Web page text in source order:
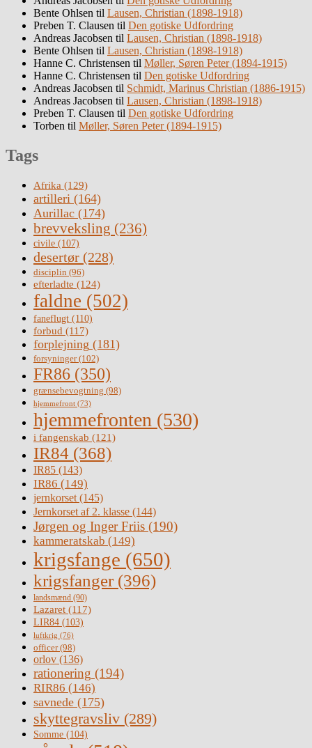
Bente Ohlsen til Lausen, Christian (1898-1918)
Preben T. Clausen til Den gotiske Udfordring
Andreas Jacobsen til Lausen, Christian (1898-1918)
Bente Ohlsen til Lausen, Christian (1898-1918)
Hanne C. Christensen til Møller, Søren Peter (1894-1915)
Hanne C. Christensen til Den gotiske Udfordring
Andreas Jacobsen til Schmidt, Marinus Christian (1886-1915)
Andreas Jacobsen til Lausen, Christian (1898-1918)
Preben T. Clausen til Den gotiske Udfordring
Torben til Møller, Søren Peter (1894-1915)
Tags
Afrika (129)
artilleri (164)
Aurillac (174)
brevveksling (236)
civile (107)
desertør (228)
disciplin (96)
efterladte (124)
faldne (502)
faneflugt (110)
forbud (117)
forplejning (181)
forsyninger(102)
FR86 (350)
grænsebevogtning (98)
hjemmefront (73)
hjemmefronten (530)
i fangenskab (121)
IR84 (368)
IR85 (143)
IR86 (149)
jernkorset(145)
Jernkorset af 2. klasse (144)
Jørgen og Inger Friis (190)
kammeratskab (149)
krigsfange (650)
krigsfanger (396)
landsmænd (90)
Lazaret (117)
LIR84 (103)
luftkrig (76)
officer(98)
orlov (136)
rationering (194)
RIR86 (146)
savnede (175)
skyttegravsliv (289)
Somme (104)